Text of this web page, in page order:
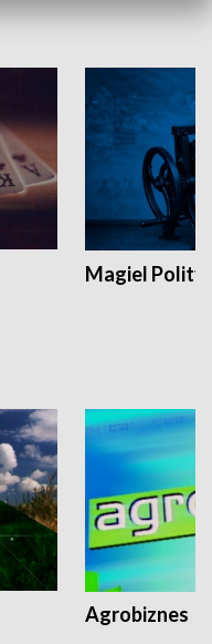
Magiel
Agrobiznes